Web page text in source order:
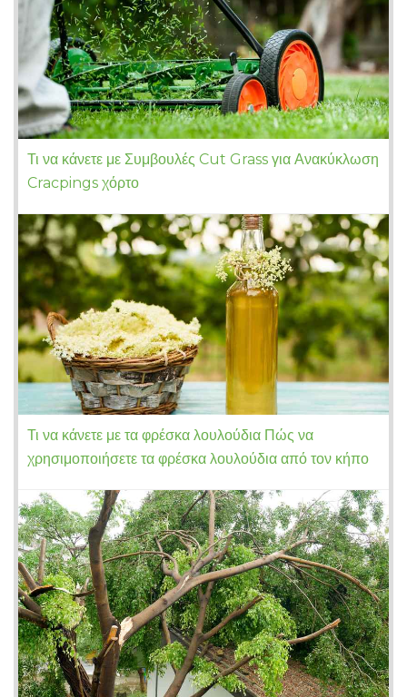
Τι να κάνετε με Συμβουλές Cut Grass για Ανακύκλωση
Cracpings χόρτο
Τι να κάνετε με τα φρέσκα λουλούδια Πώς να
χρησιμοποιήσετε τα φρέσκα λουλούδια από τον κήπο